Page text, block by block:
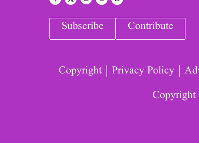
Subscribe Contribute
Copyright Privacy Policy